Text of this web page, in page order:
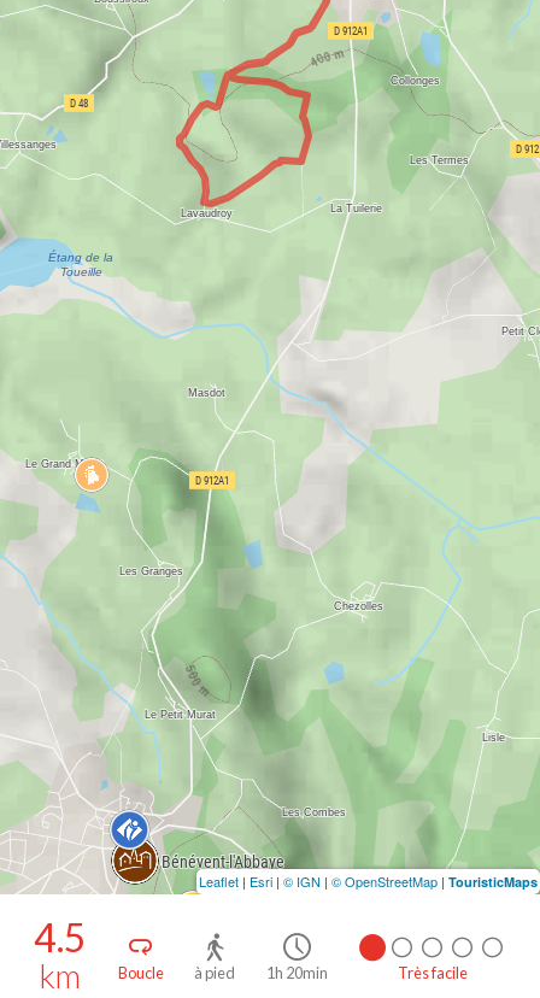
4.5
km Boucle à pied 1h 20min Très facile
Leaflet | Esri | © IGN | © OpenStreetMap | TouristicMaps